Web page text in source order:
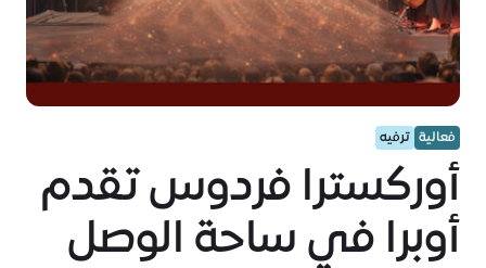
فعالية ترفيه
أوركسترا فردوس تقدم
أوبرا في ساحة الوصل